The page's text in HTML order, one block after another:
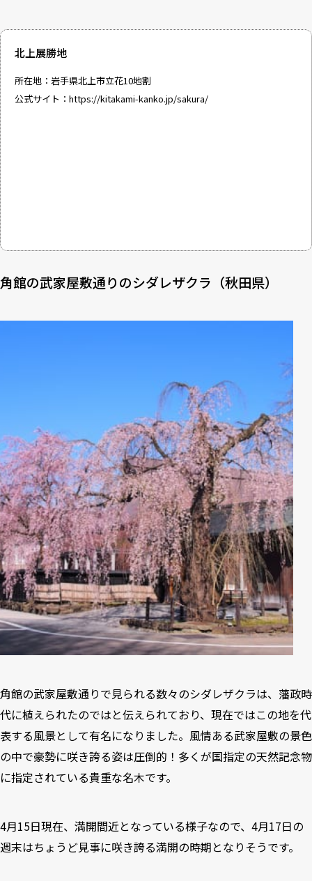
北上展勝地
所在地：岩手県北上市立花10地割
公式サイト： https://kitakami-kanko.jp/sakura/
角館の武家屋敷通りのシダレザクラ（秋田県）
角館の武家屋敷通りで見られる数々のシダレザクラは、藩政時
代に植えられたのではと伝えられており、現在ではこの地を代
表する風景として有名になりました。風情ある武家屋敷の景色
の中で豪勢に咲き誇る姿は圧倒的！多くが国指定の天然記念物
に指定されている貴重な名木です。
4月15日現在、満開間近となっている様子なので、4月17日の
週末はちょうど見事に咲き誇る満開の時期となりそうです。